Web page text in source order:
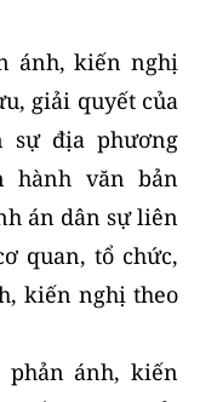
ánh, kiến nghị
giải quyết của
sự địa phương
hành văn bản
án dân sự liên
quan, tổ chức,
kiến nghị theo
phản ánh, kiến